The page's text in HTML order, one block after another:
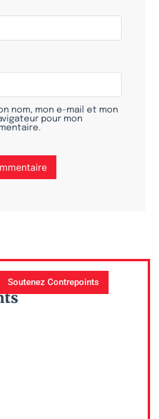
nom, mon e-mail et mon
pour mon
Soutenez Contrepoints